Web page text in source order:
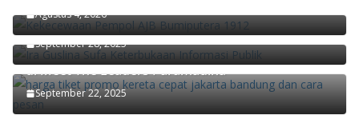
Agustus 4, 2026
Masyarakat yang Partisipatif
September 28, 2025
Didiek Hartantyo Ungkap Kunci Transformasi KAI
di Meet The Leaders Paramadina
September 22, 2025
Ekonom Paramadina Handi Risza: Pertumbuhan
Ekonomi Kuartal II/2025 Faktor Musiman